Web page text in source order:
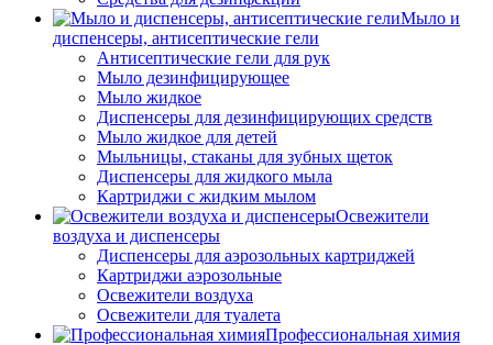
Мыло и
диспенсеры, антисептические гели
Антисептические гели для рук
Мыло дезинфицирующее
Мыло жидкое
Диспенсеры для дезинфицирующих средств
Мыло жидкое для детей
Мыльницы, стаканы для зубных щеток
Диспенсеры для жидкого мыла
Картриджи с жидким мылом
Освежители
воздуха и диспенсеры
Диспенсеры для аэрозольных картриджей
Картриджи аэрозольные
Освежители воздуха
Освежители для туалета
Профессиональная химия